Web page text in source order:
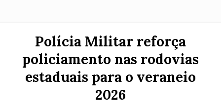
Polícia Militar reforça
policiamento nas rodovias
estaduais para o veraneio
2026